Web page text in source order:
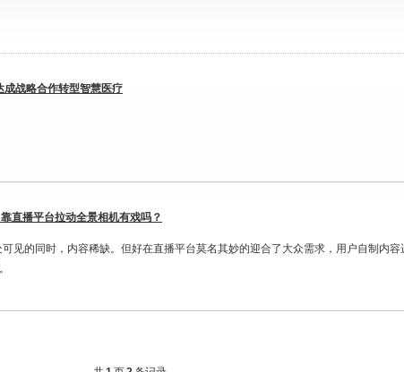
战略合作转型智慧医疗
直播平台拉动全景相机有戏吗？
见的同时，内容稀缺。但好在直播平台莫名其妙的迎合了大众需求，用户自制内